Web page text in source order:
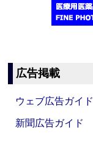
広告掲載
ウェブ広告ガイド
新聞広告ガイド